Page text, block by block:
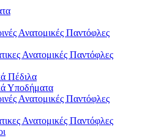
Ανατομικές Παντόφλες
Ανατομικές Παντόφλες
Πέδιλα
Υποδήματα
Ανατομικές Παντόφλες
Ανατομικές Παντόφλες